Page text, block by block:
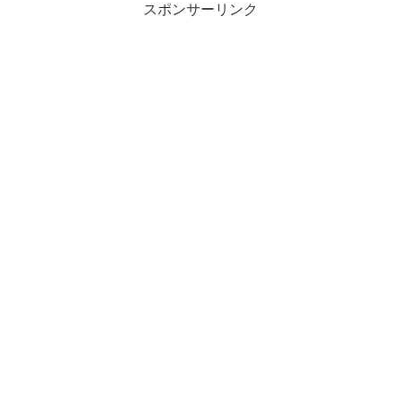
スポンサーリンク